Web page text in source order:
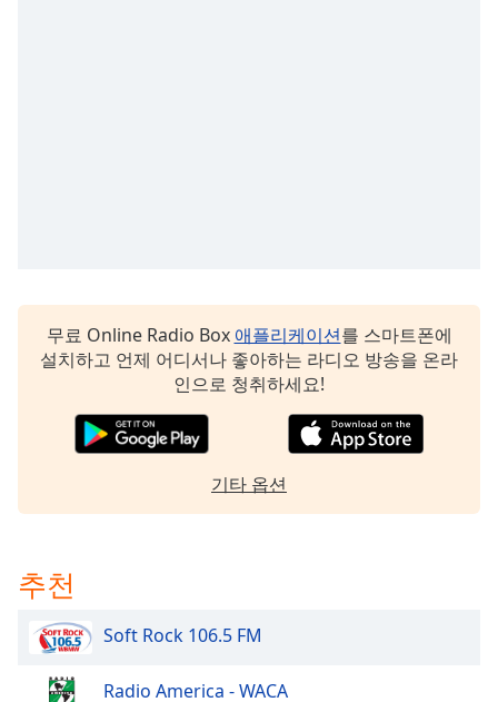
dialog
window.
Escape
Color
Opacity
무료 Online Radio Box 애플리케이션를 스마트폰에
설치하고 언제 어디서나 좋아하는 라디오 방송을 온라
인으로 청취하세요!
기타 옵션
추천
Soft Rock 106.5 FM
Radio America - WACA